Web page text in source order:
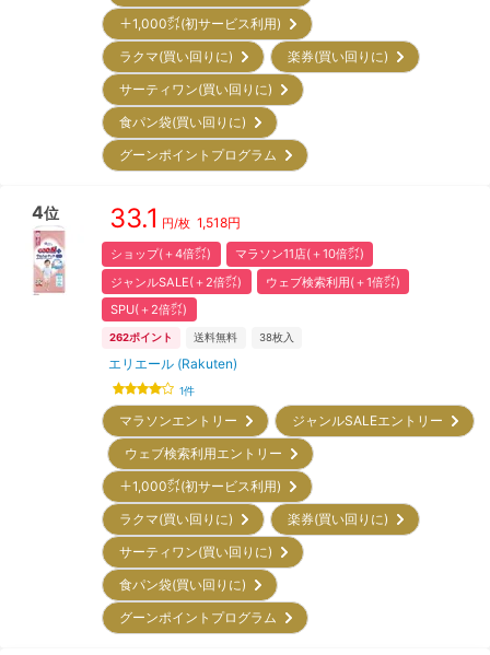
＋1,000㌽(初サービス利用)
ラクマ(買い回りに)
楽券(買い回りに)
サーティワン(買い回りに)
食パン袋(買い回りに)
グーンポイントプログラム
4位 33.1 円/枚 1,518円
ショップ(＋4倍㌽)
マラソン11店(＋10倍㌽)
ジャンルSALE(＋2倍㌽)
ウェブ検索利用(＋1倍㌽)
SPU(＋2倍㌽)
262ポイント 送料無料 38枚入
エリエール (Rakuten)
1件
マラソンエントリー
ジャンルSALEエントリー
ウェブ検索利用エントリー
＋1,000㌽(初サービス利用)
ラクマ(買い回りに)
楽券(買い回りに)
サーティワン(買い回りに)
食パン袋(買い回りに)
グーンポイントプログラム